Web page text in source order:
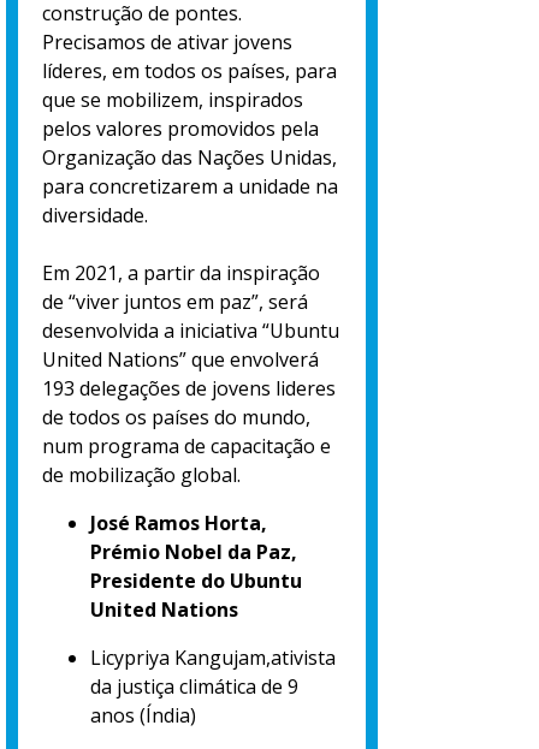
construção de pontes.
Precisamos de ativar jovens
líderes, em todos os países, para
que se mobilizem, inspirados
pelos valores promovidos pela
Organização das Nações Unidas,
para concretizarem a unidade na
diversidade.
Em 2021, a partir da inspiração
de “viver juntos em paz”, será
desenvolvida a iniciativa “Ubuntu
United Nations” que envolverá
193 delegações de jovens lideres
de todos os países do mundo,
num programa de capacitação e
de mobilização global.
José Ramos Horta,
Prémio Nobel da Paz,
Presidente do Ubuntu
United Nations
Licypriya Kangujam,ativista
da justiça climática de 9
anos (Índia)